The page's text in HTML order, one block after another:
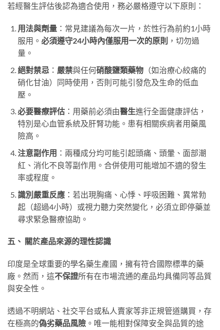
若經醫生評估後認為適合使用，務必嚴格遵守以下原則：
用法與劑量：常見建議為每次一片，於性行為前約1小時
服用。 必須遵守24小時內僅服用一次的原則 ，切勿過
量。
絕對禁忌： 嚴禁與任何硝酸鹽類藥物（如治療心絞痛的
硝化甘油）同時使用，否則可能引發危及生命的低血
壓。
必要醫療評估：用藥前必須由醫生進行全面健康評估，
特別是心血管系統及肝腎功能。患有相關疾病者用藥風
險高。
注意副作用 ：兩種成分均可能引起頭痛、頭暈、面部潮
紅、消化不良等副作用。合併使用可能增加不適的發生
率或程度。
識別嚴重反應：若出現胸痛、心悸、呼吸困難、異常勃
起（超過4小時）或視力聽力突然變化，必須立即停藥並
尋求緊急醫療協助。
五、 關於產品來源的理性認識
印度是全球重要的學名藥生產國，擁有符合國際標準的藥
廠。然而，這不保證所有在市場流通的產品均具備同等品質
與安全性。
透過不明網站、社交平台或私人賣家等非正規管道購買，存
在極高的偽劣藥品風險 。唯一能相對保障安全與品質的途